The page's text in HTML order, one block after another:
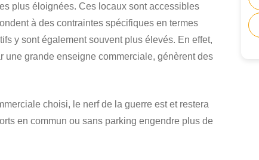
plus éloignées. Ces locaux sont accessibles
à des contraintes spécifiques en termes
y sont également souvent plus élevés. En effet,
une grande enseigne commerciale, génèrent des
choisi, le nerf de la guerre est et restera
en commun ou sans parking engendre plus de